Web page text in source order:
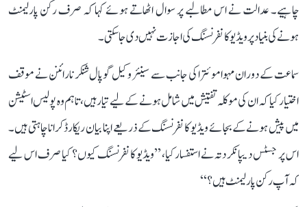
چاہیے۔ عدالت نے اس مطالبے پر سوال اٹھاتے ہوئے کہا کہ صرف رکن پارلیمنٹ
ہونے کی بنیاد پر ویڈیو کانفرنسنگ کی اجازت نہیں دی جا سکتی۔
سماعت کے دوران مہوا موئترا کی جانب سے سینئر وکیل گوپال شنکر نارائنن نے موقف
اختیار کیا کہ ان کی موکلہ تفتیش میں شامل ہونے کے لیے تیار ہیں، تاہم وہ پولیس اسٹیشن
میں پیش ہونے کے بجائے ویڈیو کانفرنسنگ کے ذریعے اپنا بیان ریکارڈ کرانا چاہتی ہیں۔
اس پر جسٹس دیپانکر دتہ نے استفسار کیا، ’’ویڈیو کانفرنسنگ کیوں؟ کیا صرف اس لیے
کہ آپ رکن پارلیمنٹ ہیں؟‘‘